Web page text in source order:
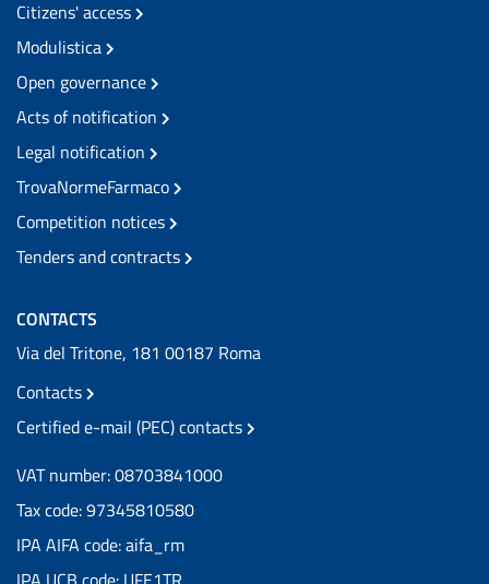
Citizens' access
Modulistica
Open governance
Acts of notification
Legal notification
TrovaNormeFarmaco
Competition notices
Tenders and contracts
CONTACTS
Via del Tritone, 181 00187 Roma
Contacts
Certified e-mail (PEC) contacts
VAT number: 08703841000
Tax code: 97345810580
IPA AIFA code: aifa_rm